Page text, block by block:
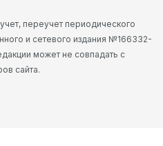
переучет периодического
и сетевого издания №166332-
может не совпадать с
сайта.